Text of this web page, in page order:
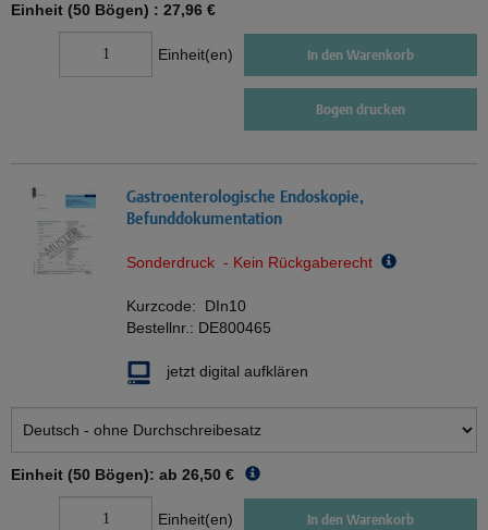
Einheit (50 Bögen) : 27,96 €
Einheit(en) In den Warenkorb
Bogen drucken
Gastroenterologische Endoskopie,
Befunddokumentation
Sonderdruck - Kein Rückgaberecht
Kurzcode: DIn10
Bestellnr.: DE800465
jetzt digital aufklären
Einheit (50 Bögen): ab 26,50 €
Einheit(en) In den Warenkorb